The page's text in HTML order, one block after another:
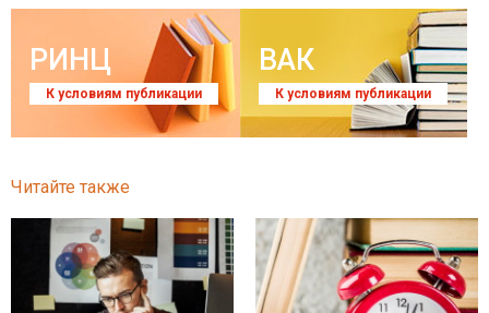
РИНЦ
К условиям публикации
ВАК
К условиям публикации
Читайте также